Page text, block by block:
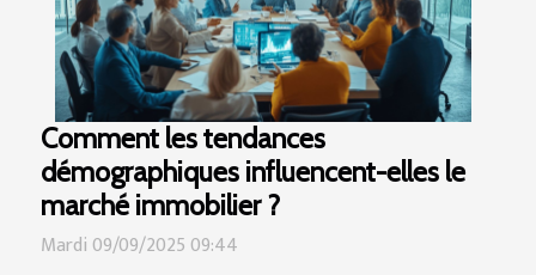
Comment les tendances
démographiques influencent-elles le
marché immobilier ?
Mardi 09/09/2025 09:44